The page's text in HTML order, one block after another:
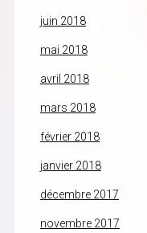
juin 2018
mai 2018
avril 2018
mars 2018
février 2018
janvier 2018
décembre 2017
novembre 2017